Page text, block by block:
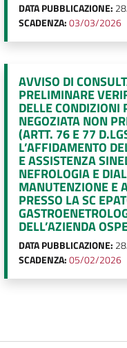
DATA PUBBLICAZIONE:
SCADENZA:03/03/2026
AVVISO DI
PRELIMINARE
DELLE CONDIZIONI
NEGOZIATA NON
(ARTT. 76 E 77
L’AFFIDAMENTO
E ASSISTENZA
NEFROLOGIA E
MANUTENZIONE E
PRESSO LA SC
DELL’AZIENDA
DATA PUBBLICAZIONE:
SCADENZA:05/02/2026